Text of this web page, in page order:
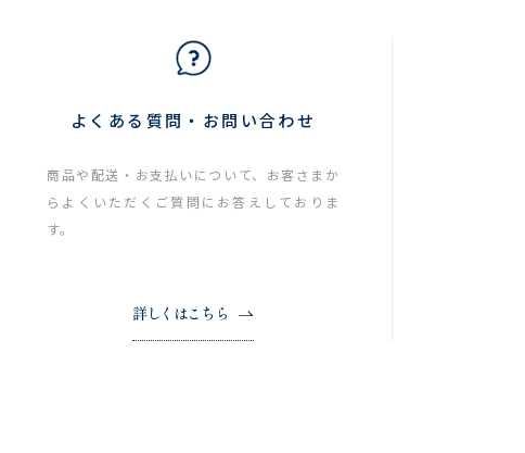
よくある質問・お問い合わせ
商品や配送・お支払いについて、お客さまか
らよくいただくご質問にお答えしておりま
す。
詳しくはこちら